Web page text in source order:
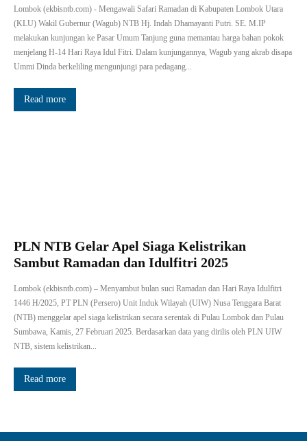
Lombok (ekbisntb.com) - Mengawali Safari Ramadan di Kabupaten Lombok Utara
(KLU) Wakil Gubernur (Wagub) NTB Hj. Indah Dhamayanti Putri. SE. M.IP
melakukan kunjungan ke Pasar Umum Tanjung guna memantau harga bahan pokok
menjelang H-14 Hari Raya Idul Fitri. Dalam kunjungannya, Wagub yang akrab disapa
Ummi Dinda berkeliling mengunjungi para pedagang...
Read more
PLN NTB Gelar Apel Siaga Kelistrikan
Sambut Ramadan dan Idulfitri 2025
Lombok (ekbisntb.com) – Menyambut bulan suci Ramadan dan Hari Raya Idulfitri
1446 H/2025, PT PLN (Persero) Unit Induk Wilayah (UIW) Nusa Tenggara Barat
(NTB) menggelar apel siaga kelistrikan secara serentak di Pulau Lombok dan Pulau
Sumbawa, Kamis, 27 Februari 2025. Berdasarkan data yang dirilis oleh PLN UIW
NTB, sistem kelistrikan...
Read more